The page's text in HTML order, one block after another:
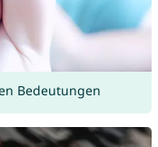
Bedeutungen